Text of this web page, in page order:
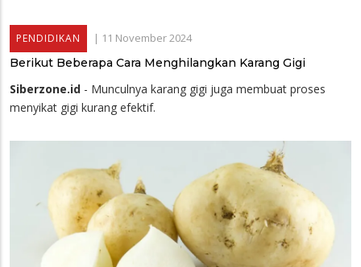
PENDIDIKAN | 11 November 2024
Berikut Beberapa Cara Menghilangkan Karang Gigi
Siberzone.id - Munculnya karang gigi juga membuat proses
menyikat gigi kurang efektif.